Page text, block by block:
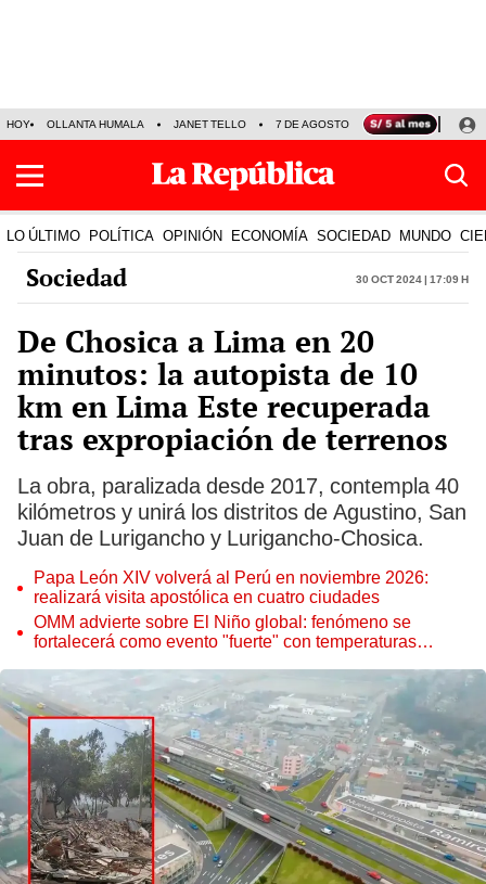
HOY OLLANTA HUMALA JANET TELLO 7 DE AGOSTO TINKA RESULTADOS
LO ÚLTIMO POLÍTICA OPINIÓN ECONOMÍA SOCIEDAD MUNDO
Sociedad 30 Oct 2024 | 17:09 h
De Chosica a Lima en 20
minutos: la autopista de 10
km en Lima Este recuperada
tras expropiación de terrenos
La obra, paralizada desde 2017, contempla 40
kilómetros y unirá los distritos de Agustino, San
Juan de Lurigancho y Lurigancho-Chosica.
Papa León XIV volverá al Perú en noviembre 2026:
realizará visita apostólica en cuatro ciudades
OMM advierte sobre El Niño global: fenómeno se
fortalecerá como evento "fuerte" con temperaturas